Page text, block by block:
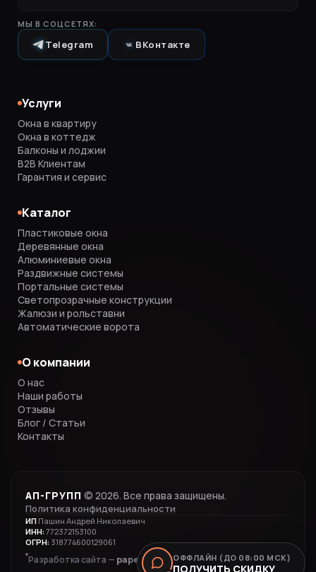
МЫ В СОЦСЕТЯХ:
Telegram ВКонтакте
Услуги
Окна в квартиру
Окна в коттедж
Балконы и лоджии
B2B Клиентам
Гарантия и сервис
Каталог
Пластиковые окна
Деревянные окна
Алюминиевые окна
Раздвижные системы
Портальные системы
Светопрозрачные конструкции
Жалюзи и рольставни
Автоматические ворота
О компании
О нас
Наши работы
Отзывы
Блог / Статьи
Контакты
АП-ГРУПП © 2026. Все права защищены.
Политика конфиденциальности
ИП Пашин Андрей Николаевич
ИНН:772372153100
ОГРН: 318774600129061
Разработка сайта — papenkov.ruОФФЛАЙН (ДО 08:00 МСК)
ПОЛУЧИТЬ СКИДКУ